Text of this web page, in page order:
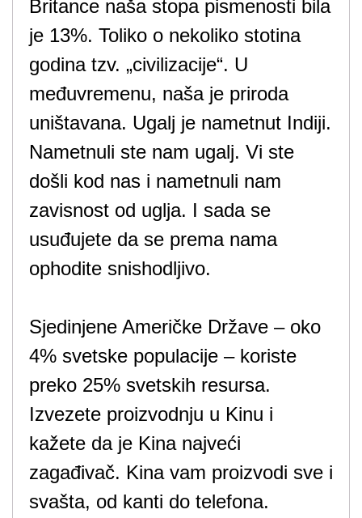
Britance naša stopa pismenosti bila
je 13%. Toliko o nekoliko stotina
godina tzv. „civilizacije“. U
međuvremenu, naša je priroda
uništavana. Ugalj je nametnut Indiji.
Nametnuli ste nam ugalj. Vi ste
došli kod nas i nametnuli nam
zavisnost od uglja. I sada se
usuđujete da se prema nama
ophodite snishodljivo.
Sjedinjene Američke Države – oko
4% svetske populacije – koriste
preko 25% svetskih resursa.
Izvezete proizvodnju u Kinu i
kažete da je Kina najveći
zagađivač. Kina vam proizvodi sve i
svašta, od kanti do telefona.